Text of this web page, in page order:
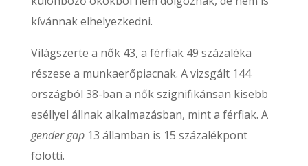
kívánnak elhelyezkedni.
Világszerte a nők 43, a férfiak 49 százaléka
részese a munkaerőpiacnak. A vizsgált 144
országból 38-ban a nők szignifikánsan kisebb
eséllyel állnak alkalmazásban, mint a férfiak. A
gender gap13 államban is 15 százalékpont
fölötti.